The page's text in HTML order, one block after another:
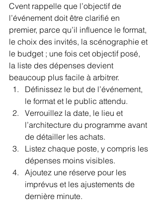
Cvent rappelle que l’objectif de
l’événement doit être clarifié en
premier, parce qu’il influence le format,
le choix des invités, la scénographie et
le budget ; une fois cet objectif posé,
la liste des dépenses devient
beaucoup plus facile à arbitrer.
Définissez le but de l’événement,
le format et le public attendu.
Verrouillez la date, le lieu et
l’architecture du programme avant
de détailler les achats.
Listez chaque poste, y compris les
dépenses moins visibles.
Ajoutez une réserve pour les
imprévus et les ajustements de
dernière minute.